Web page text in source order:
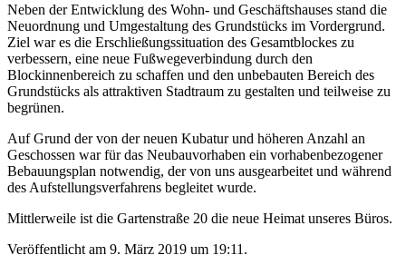
Neben der Entwicklung des Wohn- und Geschäftshauses stand die
Neuordnung und Umgestaltung des Grundstücks im Vordergrund.
Ziel war es die Erschließungssituation des Gesamtblockes zu
verbessern, eine neue Fußwegeverbindung durch den
Blockinnenbereich zu schaffen und den unbebauten Bereich des
Grundstücks als attraktiven Stadtraum zu gestalten und teilweise zu
begrünen.
Auf Grund der von der neuen Kubatur und höheren Anzahl an
Geschossen war für das Neubauvorhaben ein vorhabenbezogener
Bebauungsplan notwendig, der von uns ausgearbeitet und während
des Aufstellungsverfahrens begleitet wurde.
Mittlerweile ist die Gartenstraße 20 die neue Heimat unseres Büros.
Veröffentlicht am 9. März 2019 um 19:11.